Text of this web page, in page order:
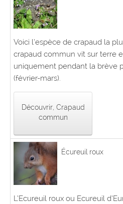
Voici l’espèce de crapaud la
crapaud commun vit sur terre
uniquement pendant la brève
(février-mars).
Découvrir, Crapaud
commun
Écureuil roux
L’Ecureuil roux ou Ecureuil